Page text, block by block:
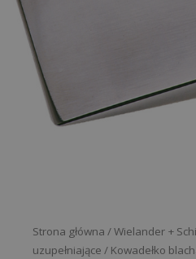
Strona główna /Wielander +
uzupełniające / Kowadełko